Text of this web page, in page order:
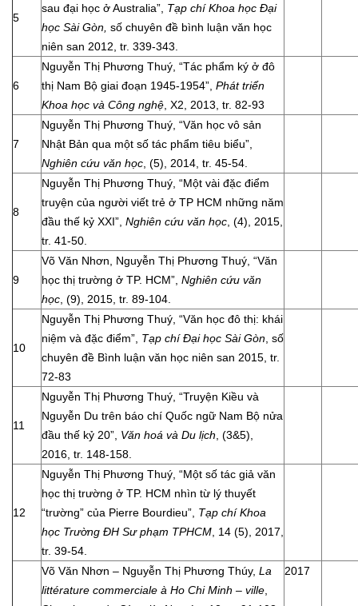
5
sau đại học ở Australia”, Tạp chí Khoa học Đại
học Sài Gòn, số chuyên đề bình luận văn học
niên san 2012, tr. 339-343.
6
Nguyễn Thị Phương Thuý, “Tác phẩm ký ở đô
thị Nam Bộ giai đoạn 1945-1954”, Phát triển
Khoa học và Công nghệ , X2, 2013, tr. 82-93
7
Nguyễn Thị Phương Thuý, “Văn học vô sản
Nhật Bản qua một số tác phẩm tiêu biểu”,
Nghiên cứu văn học , (5), 2014, tr. 45-54.
8
Nguyễn Thị Phương Thuý, “Một vài đặc điểm
truyện của người viết trẻ ở TP HCM những năm
đầu thế kỷ XXI”, Nghiên cứu văn học , (4), 2015,
tr. 41-50.
9
Võ Văn Nhơn, Nguyễn Thị Phương Thuý, “Văn
học thị trường ở TP. HCM”, Nghiên cứu văn
học , (9), 2015, tr. 89-104.
10
Nguyễn Thị Phương Thuý, “Văn học đô thị: khái
niệm và đặc điểm”, Tạp chí Đại học Sài Gòn , số
chuyên đề Bình luận văn học niên san 2015, tr.
72-83
11
Nguyễn Thị Phương Thuý, “Truyện Kiều và
Nguyễn Du trên báo chí Quốc ngữ Nam Bộ nửa
đầu thế kỷ 20”, Văn hoá và Du lịch , (3&5),
2016, tr. 148-158.
12
Nguyễn Thị Phương Thuý, “Một số tác giả văn
học thị trường ở TP. HCM nhìn từ lý thuyết
“trường” của Pierre Bourdieu”, Tạp chí Khoa
học Trường ĐH Sư phạm TPHCM , 14 (5), 2017,
tr. 39-54.
Võ Văn Nhơn – Nguyễn Thị Phương Thúy, La
littérature commerciale à Ho Chi Minh – ville
2017